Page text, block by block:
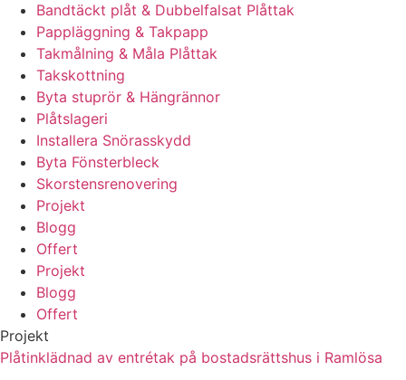
Bandtäckt plåt & Dubbelfalsat Plåttak
Pappläggning & Takpapp
Takmålning & Måla Plåttak
Takskottning
Byta stuprör & Hängrännor
Plåtslageri
Installera Snörasskydd
Byta Fönsterbleck
Skorstensrenovering
Projekt
Blogg
Offert
Projekt
Blogg
Offert
Projekt
Plåtinklädnad av entrétak på bostadsrättshus i Ramlösa